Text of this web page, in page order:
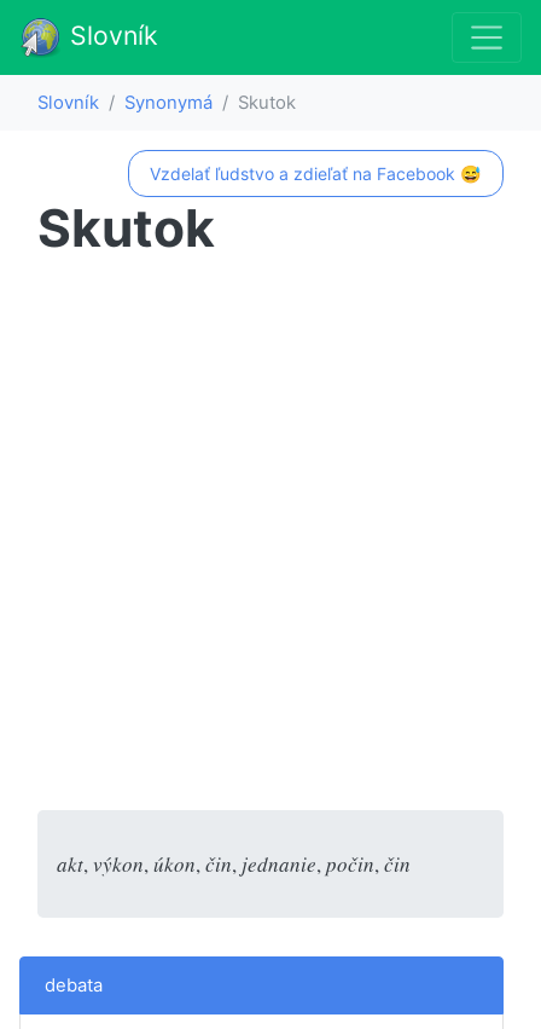
Slovník
Slovník Synonymá Skutok
Vzdelať ľudstvo a zdieľať na Facebook 😅
Skutok
akt, výkon, úkon, čin, jednanie, počin, čin
debata